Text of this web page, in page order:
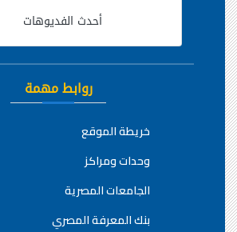
أحدث الفديوهات
روابط مهمة
خريطة الموقع
وحدات ومراكز
الجامعات المصرية
بنك المعرفة المصري